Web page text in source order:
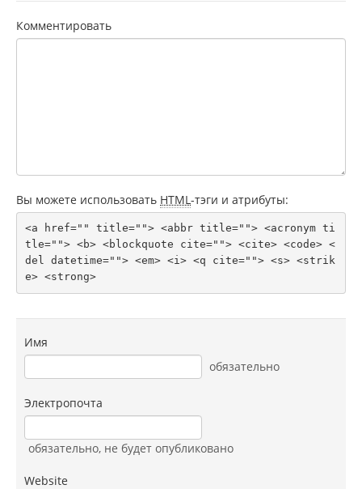
Комментировать
Вы можете использовать HTML -тэги и атрибуты:
<a href="" title=""> <abbr title=""> <acronym ti
tle=""> <b> <blockquote cite=""> <cite> <code> <
del datetime=""> <em> <i> <q cite=""> <s> <strik
e> <strong>
Имя
обязательно
Электропочта
обязательно, не будет опубликовано
Website